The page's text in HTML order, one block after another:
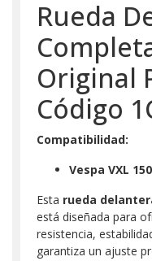
Rueda
Original
Código
Compatibilidad:
Vespa VXL 150
Esta rueda
está diseñada para
resistencia,
garantiza un ajuste